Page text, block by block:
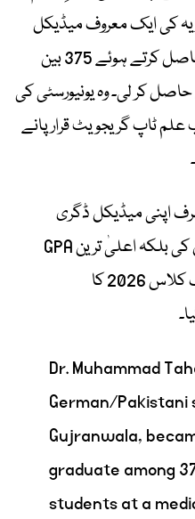
کی ایک معروف میڈیکل
یونیورسٹی میں تاریخی کامیابی حاصل کرتے ہوئے 375 بین
کر لی۔ وہ یونیورسٹی کی
علم ٹاپ گریجویٹ قرار پانے
اپنی میڈیکل ڈگری
امتیازی نمبروں کے ساتھ مکمل کی بلکہ اعلیٰ ترین GPA
حاصل کرنے پر انہیں گریجویٹنگ کلاس 2026 کا
Dr. Muhammad
German/
Gujranwala,
graduate among
students at a